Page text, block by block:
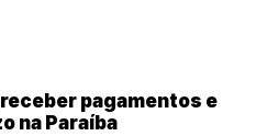
pagamentos e
na Paraíba